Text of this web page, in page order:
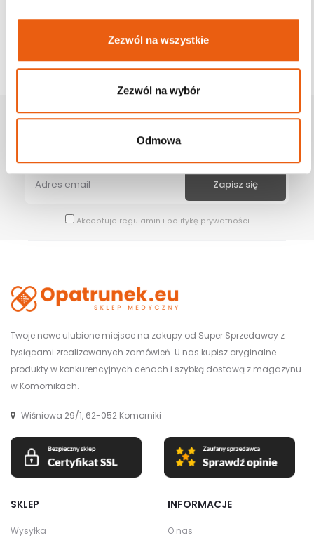
Zezwól na wszystkie
Zezwól na wybór
Odmowa
Zapisz Się Na Newsletter
Bądź na bieżąco z naszymi wszystkimi nowościami i promocjami.
Akceptuje regulamin i politykę prywatności
Twoje nowe ulubione miejsce na zakupy od Super Sprzedawcy z
tysiącami zrealizowanych zamówień. U nas kupisz oryginalne
produkty w konkurencyjnych cenach i szybką dostawą z magazynu
w Komornikach.
Wiśniowa 29/1, 62-052 Komorniki
SKLEP
Wysyłka
INFORMACJE
O nas